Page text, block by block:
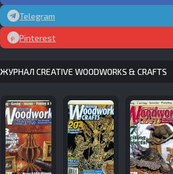
Telegram
Pinterest
ЖУРНАЛ CREATIVE WOODWORKS & CRAFTS